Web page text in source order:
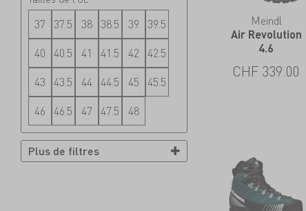
37 37.5 38 38.5 39
39.5
40
40.5 41 41.5 42
42.5
43
43.5 44 44.5 45
45.5
46
46.5 47 47.5 48
Plus de filtres
Meindl
Air Revolution
4.6
CHF 339.00